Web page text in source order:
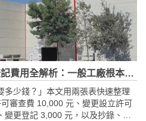
析：一般工廠根本不用付「設立許可」費
多少錢？」本文用兩張表快速整理
審查費 10,000 元、變更設立許可
更登記 3,000 元，以及抄錄、中